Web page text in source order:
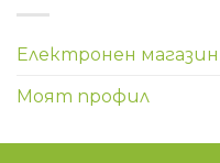
Електронен магазин
Моят профил